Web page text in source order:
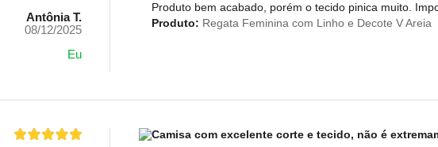
Antônia T.
08/12/2025
Eu
Produto bem acabado, porém o tecido pinica muito.
Produto: Regata Feminina com Linho e Decote V Areia
Camisa com excelente corte e tecido, não é